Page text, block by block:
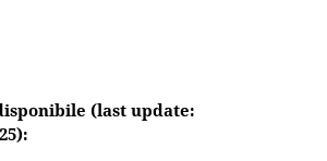
(last update: